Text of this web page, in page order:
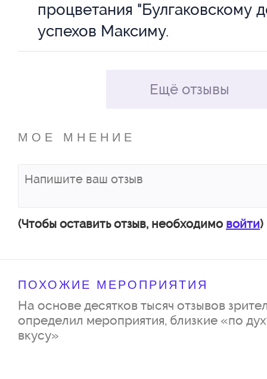
процветания "Булгаковскому
успехов Максиму.
Ещё отзывы
МОЕ МНЕНИЕ
(Чтобы оставить отзыв, необходимо войти)
ПОХОЖИЕ МЕРОПРИЯТИЯ
На основе десятков тысяч отзывов
определил мероприятия, близкие «по
вкусу»